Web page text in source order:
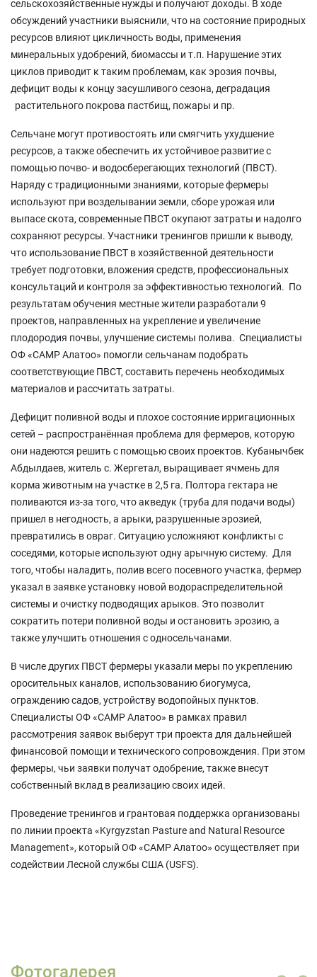
сельскохозяйственные нужды и получают доходы. В ходе
обсуждений участники выяснили, что на состояние природных
ресурсов влияют цикличность воды, применения
минеральных удобрений, биомассы и т.п. Нарушение этих
циклов приводит к таким проблемам, как эрозия почвы,
дефицит воды к концу засушливого сезона, деградация
растительного покрова пастбищ, пожары и пр.
Сельчане могут противостоять или смягчить ухудшение
ресурсов, а также обеспечить их устойчивое развитие с
помощью почво- и водосберегающих технологий (ПВСТ).
Наряду с традиционными знаниями, которые фермеры
используют при возделывании земли, сборе урожая или
выпасе скота, современные ПВСТ окупают затраты и надолго
сохраняют ресурсы. Участники тренингов пришли к выводу,
что использование ПВСТ в хозяйственной деятельности
требует подготовки, вложения средств, профессиональных
консультаций и контроля за эффективностью технологий. По
результатам обучения местные жители разработали 9
проектов, направленных на укрепление и увеличение
плодородия почвы, улучшение системы полива. Специалисты
ОФ «САМР Алатоо» помогли сельчанам подобрать
соответствующие ПВСТ, составить перечень необходимых
материалов и рассчитать затраты.
Дефицит поливной воды и плохое состояние ирригационных
сетей – распространённая проблема для фермеров, которую
они надеются решить с помощью своих проектов. Кубанычбек
Абдылдаев, житель с. Жергетал, выращивает ячмень для
корма животным на участке в 2,5 га. Полтора гектара не
поливаются из-за того, что акведук (труба для подачи воды)
пришел в негодность, а арыки, разрушенные эрозией,
превратились в овраг. Ситуацию усложняют конфликты с
соседями, которые используют одну арычную систему. Для
того, чтобы наладить, полив всего посевного участка, фермер
указал в заявке установку новой водораспределительной
системы и очистку подводящих арыков. Это позволит
сократить потери поливной воды и остановить эрозию, а
также улучшить отношения с односельчанами.
В числе других ПВСТ фермеры указали меры по укреплению
оросительных каналов, использованию биогумуса,
ограждению садов, устройству водопойных пунктов.
Специалисты ОФ «САМР Алатоо» в рамках правил
рассмотрения заявок выберут три проекта для дальнейшей
финансовой помощи и технического сопровождения. При этом
фермеры, чьи заявки получат одобрение, также внесут
собственный вклад в реализацию своих идей.
Проведение тренингов и грантовая поддержка организованы
по линии проекта «Kyrgyzstan Pasture and Natural Resource
Management», который ОФ «САМР Алатоо» осуществляет при
содействии Лесной службы США (USFS).
Фотогалерея